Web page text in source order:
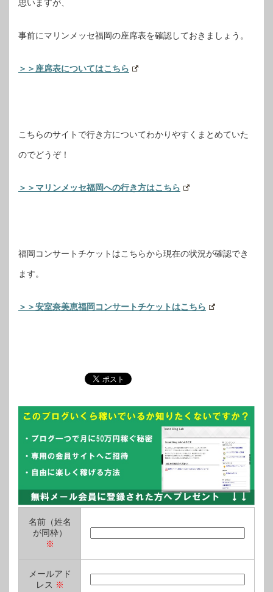
思いますが、
事前にマリンメッセ福岡の座席表を確認しておきましょう。
＞＞座席表についてはこちら
こちらのサイトで行き方についてわかりやすくまとめていた
のでどうぞ！
＞＞マリンメッセ福岡への行き方はこちら
福岡コンサートチケットはこちらから現在の状況が確認でき
ます。
＞＞安室奈美恵福岡コンサートチケットはこちら
名前（姓名
が同枠）
※
メールアド
レス ※